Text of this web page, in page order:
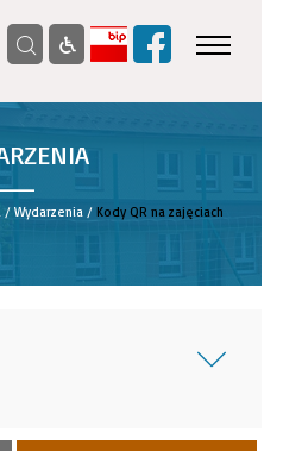
/Wydarzenia /Kody QR na zajęciach